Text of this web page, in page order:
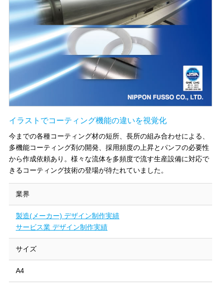
イラストでコーティング機能の違いを視覚化
今までの各種コーティング材の短所、長所の組み合わせによる、
多機能コーティング剤の開発、採用頻度の上昇とパンフの必要性
から作成依頼あり。様々な流体を多頻度で流す生産設備に対応で
きるコーティング技術の登場が待たれていました。
業界
製造(メーカー) デザイン制作実績
サービス業 デザイン制作実績
サイズ
A4